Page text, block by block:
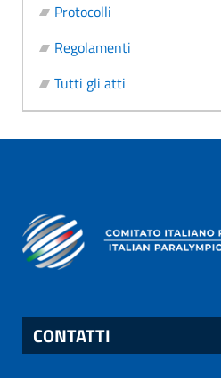
Protocolli
Regolamenti
Tutti gli atti
CONTATTI